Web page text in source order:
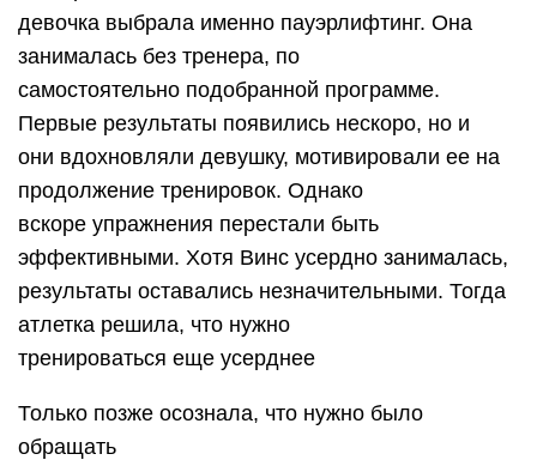
девочка выбрала именно пауэрлифтинг. Она
занималась без тренера, по
самостоятельно подобранной программе.
Первые результаты появились нескоро, но и
они вдохновляли девушку, мотивировали ее на
продолжение тренировок. Однако
вскоре упражнения перестали быть
эффективными. Хотя Винс усердно занималась,
результаты оставались незначительными. Тогда
атлетка решила, что нужно
тренироваться еще усерднее
Только позже осознала, что нужно было
обращать